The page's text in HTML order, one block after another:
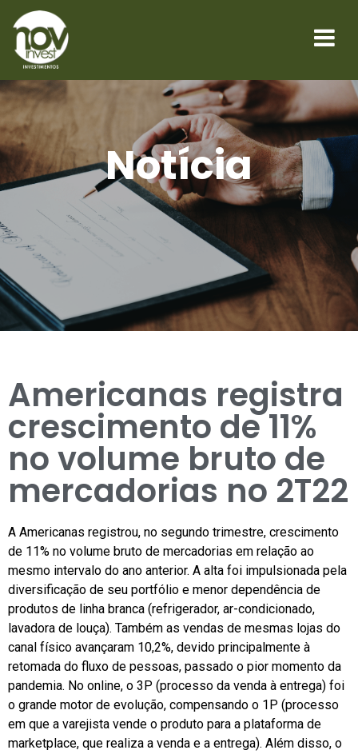
Notícia
Americanas registra
crescimento de 11%
no volume bruto de
mercadorias no 2T22
A Americanas registrou, no segundo trimestre, crescimento
de 11% no volume bruto de mercadorias em relação ao
mesmo intervalo do ano anterior. A alta foi impulsionada pela
diversificação de seu portfólio e menor dependência de
produtos de linha branca (refrigerador, ar-condicionado,
lavadora de louça). Também as vendas de mesmas lojas do
canal físico avançaram 10,2%, devido principalmente à
retomada do fluxo de pessoas, passado o pior momento da
pandemia. No online, o 3P (processo da venda à entrega) foi
o grande motor de evolução, compensando o 1P (processo
em que a varejista vende o produto para a plataforma de
marketplace, que realiza a venda e a entrega). Além disso, o